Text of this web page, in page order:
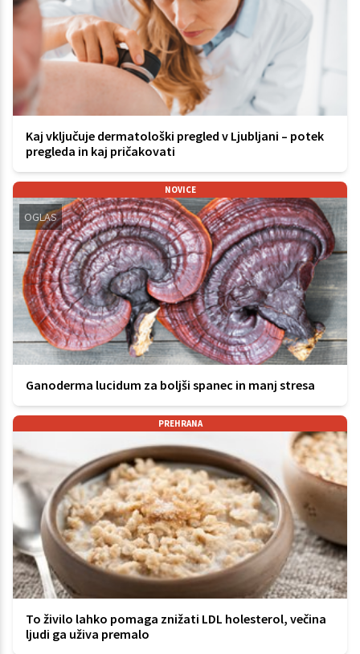
Kaj vključuje dermatološki pregled v Ljubljani – potek
pregleda in kaj pričakovati
NOVICE
OGLAS
Ganoderma lucidum za boljši spanec in manj stresa
PREHRANA
To živilo lahko pomaga znižati LDL holesterol, večina
ljudi ga uživa premalo